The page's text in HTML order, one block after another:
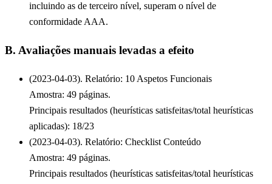
incluindo as de terceiro nível, superam o nível de
conformidade AAA.
B. Avaliações manuais levadas a efeito
(2023-04-03). Relatório: 10 Aspetos Funcionais
Amostra: 49 páginas.
Principais resultados (heurísticas satisfeitas/total heurísticas
aplicadas): 18/23
(2023-04-03). Relatório: Checklist Conteúdo
Amostra: 49 páginas.
Principais resultados (heurísticas satisfeitas/total heurísticas